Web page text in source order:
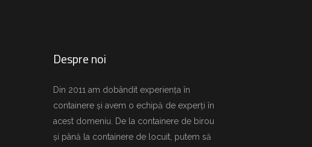
Despre noi
Din 2011 am dobândit experiența în
containere și avem o echipă de experți în
acest domeniu. De la containere de birou
și până la containere de locuit, putem să